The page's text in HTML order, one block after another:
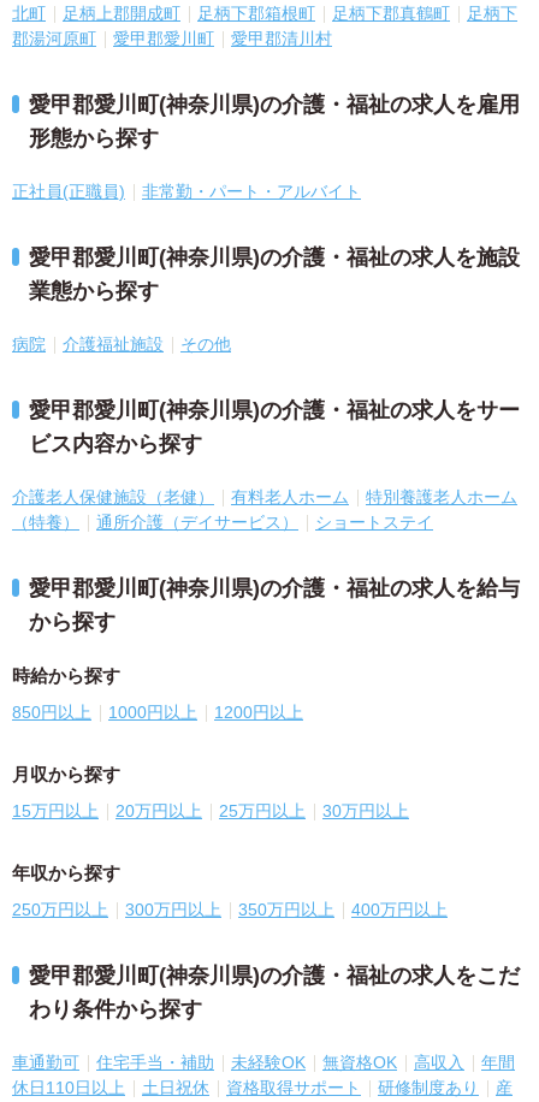
北町
足柄上郡開成町 足柄下郡箱根町 足柄下郡真鶴町
足柄下
郡湯河原町
愛甲郡愛川町 愛甲郡清川村
愛甲郡愛川町(神奈川県)の介護・福祉の求人を雇用
形態から探す
正社員(正職員) 非常勤・パート・アルバイト
愛甲郡愛川町(神奈川県)の介護・福祉の求人を施設
業態から探す
病院 介護福祉施設 その他
愛甲郡愛川町(神奈川県)の介護・福祉の求人をサー
ビス内容から探す
介護老人保健施設（老健） 有料老人ホーム
特別養護老人ホーム
（特養）
通所介護（デイサービス） ショートステイ
愛甲郡愛川町(神奈川県)の介護・福祉の求人を給与
から探す
時給から探す
850円以上 1000円以上 1200円以上
月収から探す
15万円以上 20万円以上 25万円以上 30万円以上
年収から探す
250万円以上 300万円以上 350万円以上 400万円以上
愛甲郡愛川町(神奈川県)の介護・福祉の求人をこだ
わり条件から探す
車通勤可 住宅手当・補助 未経験OK 無資格OK 高収入
年間
休日110日以上
土日祝休 資格取得サポート 研修制度あり
産